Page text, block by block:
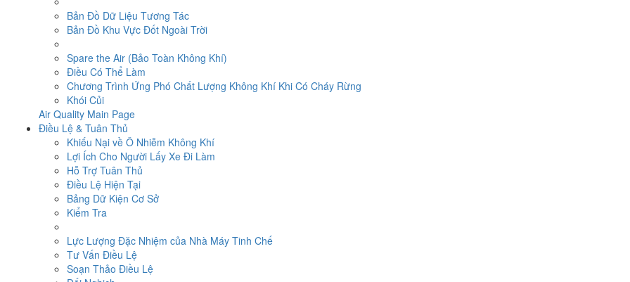
Bản Đồ Dữ Liệu Tương Tác
Bản Đồ Khu Vực Đốt Ngoài Trời
Spare the Air (Bảo Toàn Không Khí)
Điều Có Thể Làm
Chương Trình Ứng Phó Chất Lượng Không Khí Khi Có Cháy Rừng
Khói Củi
Air Quality Main Page
Điều Lệ & Tuân Thủ
Khiếu Nại về Ô Nhiễm Không Khí
Lợi Ích Cho Người Lấy Xe Đi Làm
Hỗ Trợ Tuân Thủ
Điều Lệ Hiện Tại
Bảng Dữ Kiện Cơ Sở
Kiểm Tra
Lực Lượng Đặc Nhiệm của Nhà Máy Tinh Chế
Tư Vấn Điều Lệ
Soạn Thảo Điều Lệ